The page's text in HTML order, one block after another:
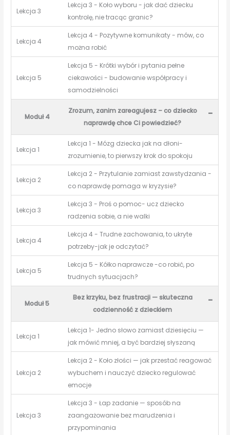
Lekcja 3
Lekcja 3 - Koło wyboru - jak dać dziecku
kontrolę, nie tracąc granic?
Lekcja 4
Lekcja 4 - Pozytywne komunikaty - mów, co
można robić
Lekcja 5
Lekcja 5 - Krótki wybór i pytania pełne
ciekawości - budowanie współpracy i
samodzielności
Moduł 4
Zrozum, zanim zareagujesz – co dziecko
naprawdę chce Ci powiedzieć?
-
Lekcja 1
Lekcja 1 - Mózg dziecka jak na dłoni-
zrozumienie, to pierwszy krok do spokoju
Lekcja 2
Lekcja 2 - Przytulanie zamiast zawstydzania -
co naprawdę pomaga w kryzysie?
Lekcja 3
Lekcja 3 - Proś o pomoc- ucz dziecko
radzenia sobie, a nie walki
Lekcja 4
Lekcja 4 - Trudne zachowania, to ukryte
potrzeby-jak je odczytać?
Lekcja 5
Lekcja 5 - Kółko naprawcze -co robić, po
trudnych sytuacjach?
Moduł 5
Bez krzyku, bez frustracji — skuteczna
codzienność z dzieckiem
-
Lekcja 1
Lekcja 1- Jedno słowo zamiast dziesięciu —
jak mówić mniej, a być bardziej słyszaną
Lekcja 2
Lekcja 2 - Koło złości — jak przestać reagować
wybuchem i nauczyć dziecko regulować
emocje
Lekcja 3
Lekcja 3 - Łap zadanie — sposób na
zaangażowanie bez marudzenia i
przypominania